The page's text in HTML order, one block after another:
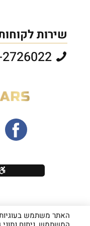
שירות
כל הזכויות שמורות יוראי